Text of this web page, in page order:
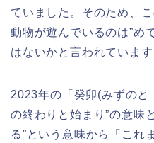
ていました。そのため、
動物が遊んでいるのは”め
はないかと言われています
2023年の「癸卯(みずのと
の終わりと始まり”の意味
る”という意味から「これ